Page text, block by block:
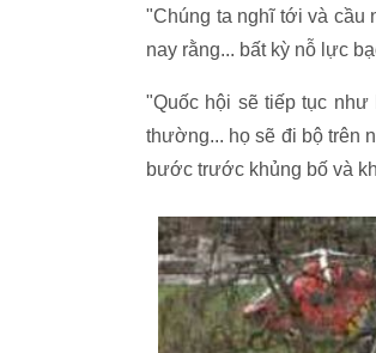
"Chúng ta nghĩ tới và
nay rằng... bất kỳ nỗ lực
"Quốc hội sẽ tiếp tục
thường... họ sẽ đi bộ trên
bước trước khủng bố và